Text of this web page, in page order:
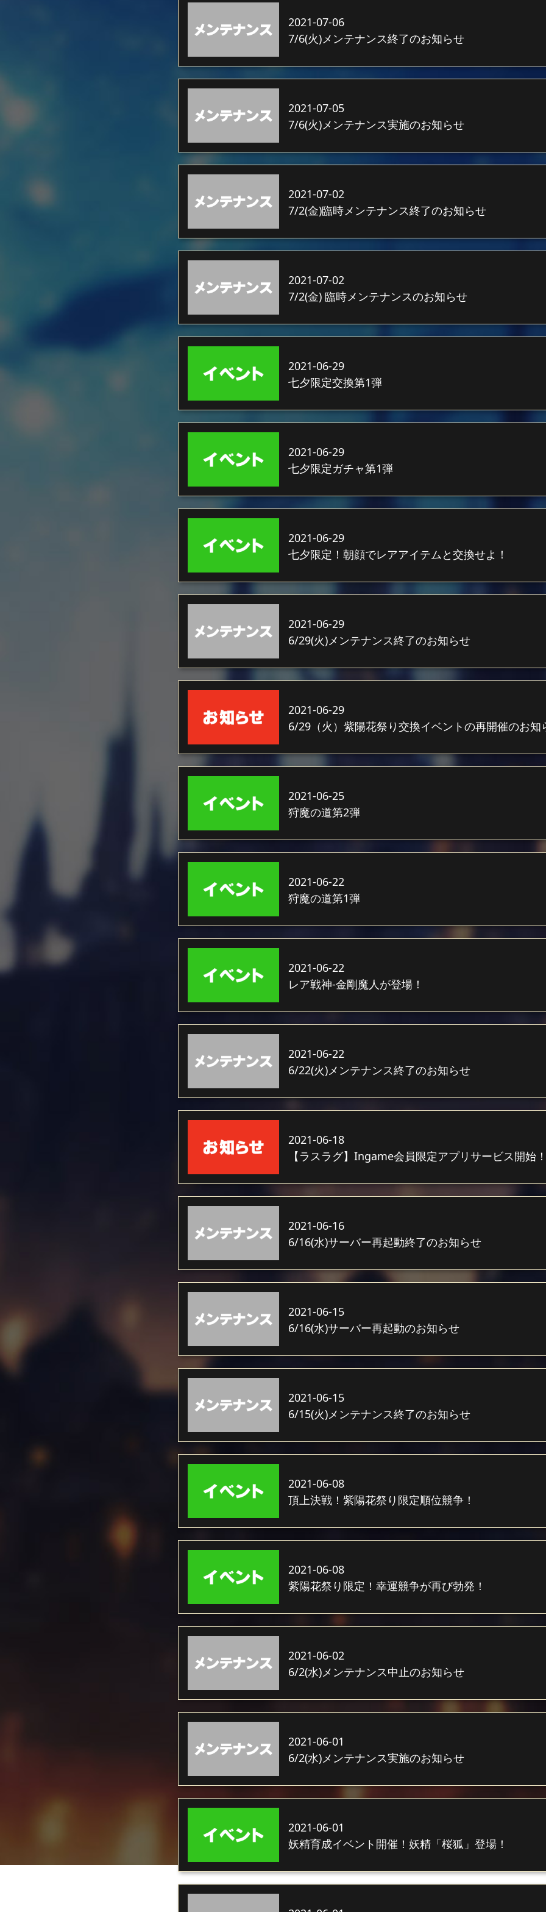
2021-07-06
7/6(火)メンテナンス終了のお知らせ
2021-07-05
7/6(火)メンテナンス実施のお知らせ
2021-07-02
7/2(金)臨時メンテナンス終了のお知らせ
2021-07-02
7/2(金) 臨時メンテナンスのお知らせ
2021-06-29
七夕限定交換第1弾
2021-06-29
七夕限定ガチャ第1弾
2021-06-29
七夕限定！朝顔でレアアイテムと交換せよ！
2021-06-29
6/29(火)メンテナンス終了のお知らせ
2021-06-29
6/29（火）紫陽花祭り交換イベントの再開催のお知
2021-06-25
狩魔の道第2弾
2021-06-22
狩魔の道第1弾
2021-06-22
レア戦神-金剛魔人が登場！
2021-06-22
6/22(火)メンテナンス終了のお知らせ
2021-06-18
【ラスラグ】Ingame会員限定アプリサービス開始
2021-06-16
6/16(水)サーバー再起動終了のお知らせ
2021-06-15
6/16(水)サーバー再起動のお知らせ
2021-06-15
6/15(火)メンテナンス終了のお知らせ
2021-06-08
頂上決戦！紫陽花祭り限定順位競争！
2021-06-08
紫陽花祭り限定！幸運競争が再び勃発！
2021-06-02
6/2(水)メンテナンス中止のお知らせ
2021-06-01
6/2(水)メンテナンス実施のお知らせ
2021-06-01
妖精育成イベント開催！妖精「桜狐」登場！